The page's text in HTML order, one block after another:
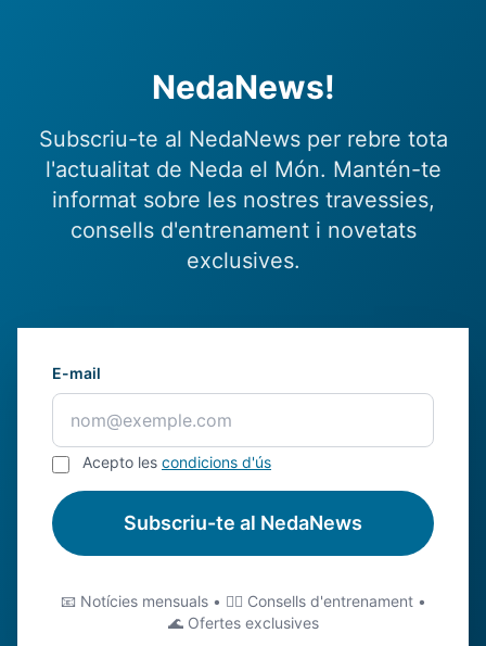
NedaNews!
Subscriu-te al NedaNews per rebre tota
l'actualitat de Neda el Món. Mantén-te
informat sobre les nostres travessies,
consells d'entrenament i novetats
exclusives.
E-mail
Acepto les condicions d'ús
Subscriu-te al NedaNews
📧 Notícies mensuals • 🏊‍♂️ Consells d'entrenament •
🌊 Ofertes exclusives